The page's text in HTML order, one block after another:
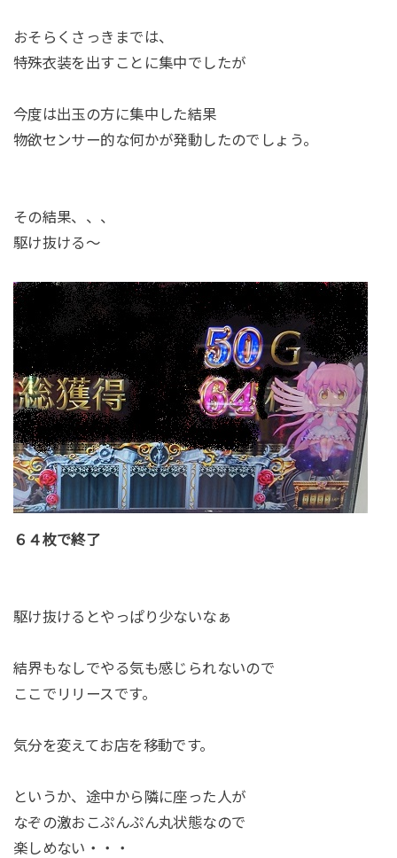
おそらくさっきまでは、
特殊衣装を出すことに集中でしたが
今度は出玉の方に集中した結果
物欲センサー的な何かが発動したのでしょう。
その結果、、、
駆け抜ける～
６４枚で終了
駆け抜けるとやっぱり少ないなぁ
結界もなしでやる気も感じられないので
ここでリリースです。
気分を変えてお店を移動です。
というか、途中から隣に座った人が
なぞの激おこぷんぷん丸状態なので
楽しめない・・・